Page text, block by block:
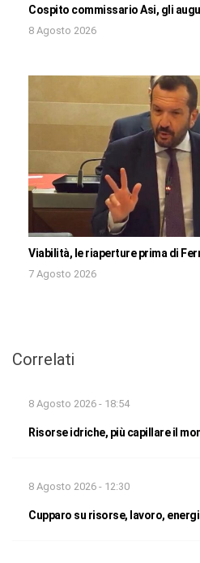
Cospito commissario Asi, gli
8 Agosto 2026
Viabilità, le riaperture prima di
7 Agosto 2026
Correlati
8 Agosto 2026 - 18:54
Risorse idriche, più capillare il
8 Agosto 2026 - 12:30
Cupparo su risorse, lavoro,